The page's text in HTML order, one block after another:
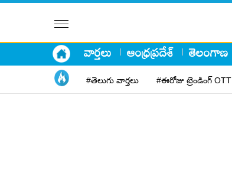
వార్తలు ఆంధ్రప్రదేశ్ తెలంగాణ
#తెలుగు వార్తలు #ఈరోజు ట్రెండింగ్